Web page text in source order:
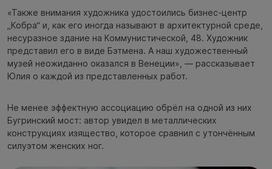
«Также внимания художника удостоились бизнес-центр
„Кобра“ и, как его иногда называют в архитектурной среде,
несуразное здание на Коммунистической, 48. Художник
представил его в виде Бэтмена. А наш художественный
музей неожиданно оказался в Венеции», — рассказывает
Юлия о каждой из представленных работ.
Не менее эффектную ассоциацию обрёл на одной из них
Бугринский мост: автор увидел в металлических
конструкциях изящество, которое сравнил с утончённым
силуэтом женских ног.